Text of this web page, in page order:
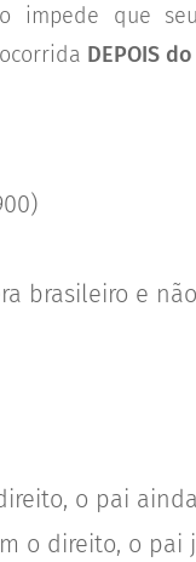
que
DEPOIS
brasileiro e
o pai
o direito, o pai